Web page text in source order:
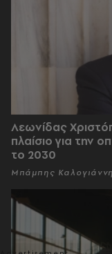
Λεωνίδας
πλαίσιο για την
το 2030
Μπάμπης